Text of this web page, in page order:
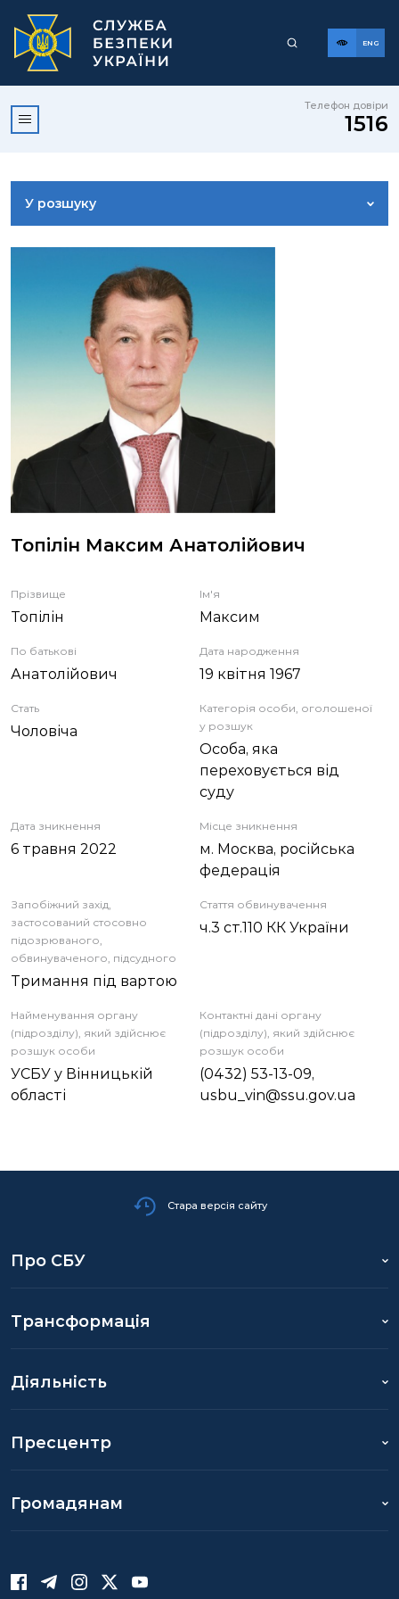
ENG
Телефон довіри
1516
У розшуку
ДОСТУП ДО ПУБЛІЧНОЇ ІНФОРМАЦІЇ
ЗВЕРНЕННЯ ГРОМАДЯН
КОРИСНА ІНФОРМАЦІЯ
НОРМАТИВНО-ПРАВОВА БАЗА
ДЕМОКРАТИЧНИЙ КОНТРОЛЬ
ПОВІСТКИ
Топілін Максим Анатолійович
Прізвище
Топілін
Ім'я
Максим
По батькові
Анатолійович
Дата народження
19 квітня 1967
Стать
Чоловіча
Категорія особи, оголошеної
у розшук
Особа, яка
переховується від
суду
Дата зникнення
6 травня 2022
Місце зникнення
м. Москва, російська
федерація
Запобіжний захід,
застосований стосовно
підозрюваного,
обвинуваченого, підсудного
Тримання під вартою
Стаття обвинувачення
ч.3 ст.110 КК України
Найменування органу
(підрозділу), який здійснює
розшук особи
УСБУ у Вінницькій
області
Контактні дані органу
(підрозділу), який здійснює
розшук особи
(0432) 53-13-09,
usbu_vin@ssu.gov.ua
Стара версія сайту
Про СБУ
Трансформація
Діяльність
Пресцентр
Громадянам